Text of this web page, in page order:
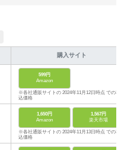
購入サイト
599円
Amazon
※各社通販サイトの 2024年11月12日時点 での税
込価格
1,650円
Amazon
1,567円
楽天市場
※各社通販サイトの 2024年11月13日時点 での税
込価格